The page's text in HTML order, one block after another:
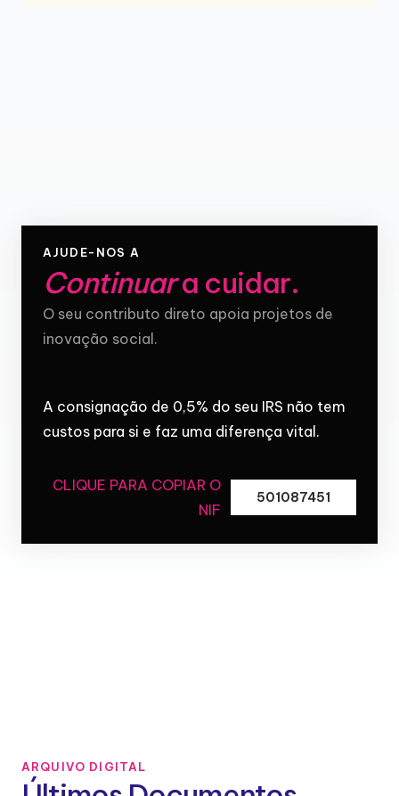
AJUDE-NOS A
Continuara cuidar.
O seu contributo direto apoia projetos de
inovação social.
A consignação de 0,5% do seu IRS não tem
custos para si e faz uma diferença vital.
CLIQUE PARA COPIAR O
NIF
501087451
ARQUIVO DIGITAL